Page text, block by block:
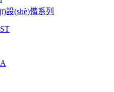
設(shè)備系列